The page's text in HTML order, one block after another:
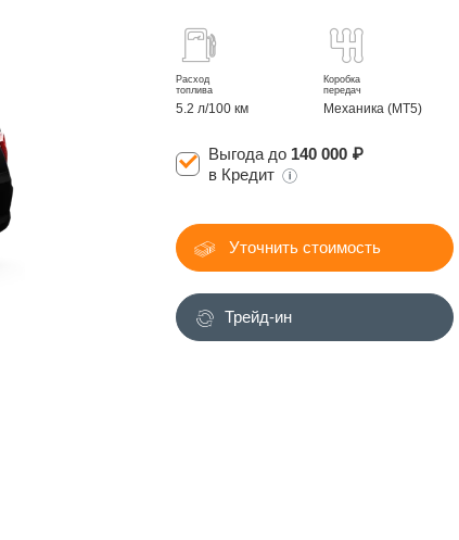
Расход
топлива
5.2 л/100 км
Коробка
передач
Механика (MT5)
Выгода до 140 000 ₽
в Кредит
Уточнить стоимость
Трейд-ин